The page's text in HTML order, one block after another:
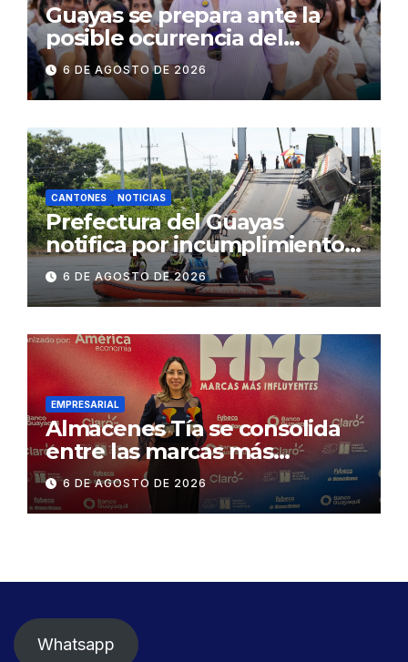
Guayas se prepara ante la
posible ocurrencia del
fenómeno de El Niño:
Gobierno Nacional capacita a
2.500 jóvenes
6 DE AGOSTO DE 2026
CANTONES NOTICIAS
Prefectura del Guayas
notifica por incumplimiento
contractual a la
Concesionaria CONORTE y
exige celeridad en
desmontaje del puente
Gonzalo Icaza Cornejo, en
Daule
6 DE AGOSTO DE 2026
EMPRESARIAL
Almacenes Tía se consolida
entre las marcas más
influyentes del Ecuador
6 DE AGOSTO DE 2026
Whatsapp